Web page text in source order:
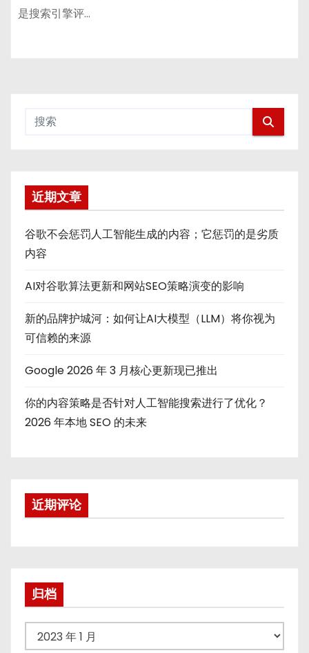
是搜索引擎评…
近期文章
谷歌不会惩罚人工智能生成的内容；它惩罚的是劣质
内容
AI对谷歌算法更新和网站SEO策略演变的影响
新的品牌护城河：如何让AI大模型（LLM）将你视为
可信赖的来源
Google 2026 年 3 月核心更新现已推出
你的内容策略是否针对人工智能搜索进行了优化？
2026 年本地 SEO 的未来
近期评论
归档